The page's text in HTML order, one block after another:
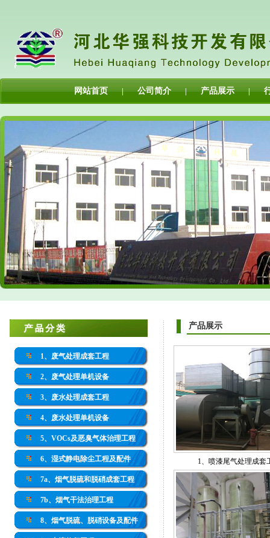
网站首页 | 公司简介 | 产品展示 |
1、废气处理成套工程
2、废气处理单机设备
3、废水处理成套工程
4、废水处理单机设备
5、VOCs及恶臭气体治理工程
6、湿式静电除尘工程及配件
7a、烟气脱硫和脱硝成套工程
7b、烟气干法治理工程
8、烟气脱硫、脱硝设备及配件
产品展示
1、喷漆尾气处理成套